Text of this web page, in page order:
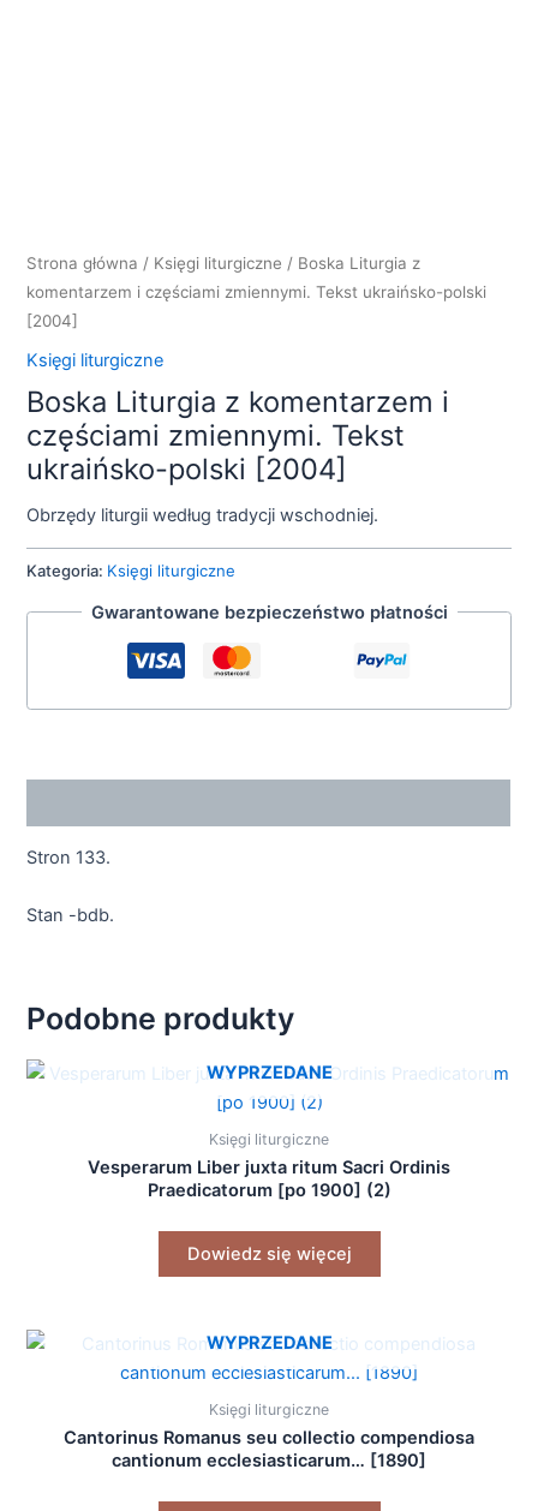
Strona główna / Księgi liturgiczne / Boska Liturgia z
komentarzem i częściami zmiennymi. Tekst ukraińsko-polski
[2004]
Księgi liturgiczne
Boska Liturgia z komentarzem i
częściami zmiennymi. Tekst
ukraińsko-polski [2004]
Obrzędy liturgii według tradycji wschodniej.
Kategoria: Księgi liturgiczne
Gwarantowane bezpieczeństwo płatności
Stron 133.
Stan -bdb.
Podobne produkty
WYPRZEDANE
Księgi liturgiczne
Vesperarum Liber juxta ritum Sacri Ordinis
Praedicatorum [po 1900] (2)
Dowiedz się więcej
WYPRZEDANE
Księgi liturgiczne
Cantorinus Romanus seu collectio compendiosa
cantionum ecclesiasticarum… [1890]